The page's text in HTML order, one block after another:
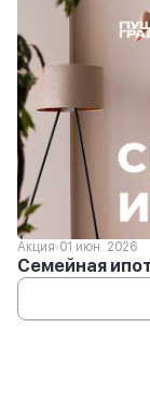
Акция 01 июн. 2026
Семейная